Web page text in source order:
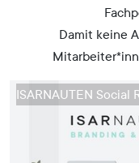
Damit keine
ISARNAUTEN Social